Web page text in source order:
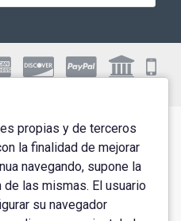
propias y de terceros
la finalidad de mejorar
navegando, supone la
las mismas. El usuario
su navegador